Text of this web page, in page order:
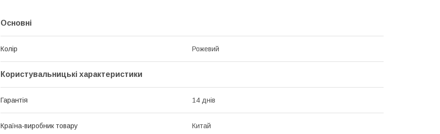
Основні
Колір Рожевий
Користувальницькі характеристики
Гарантія 14 днів
Країна-виробник товару Китай